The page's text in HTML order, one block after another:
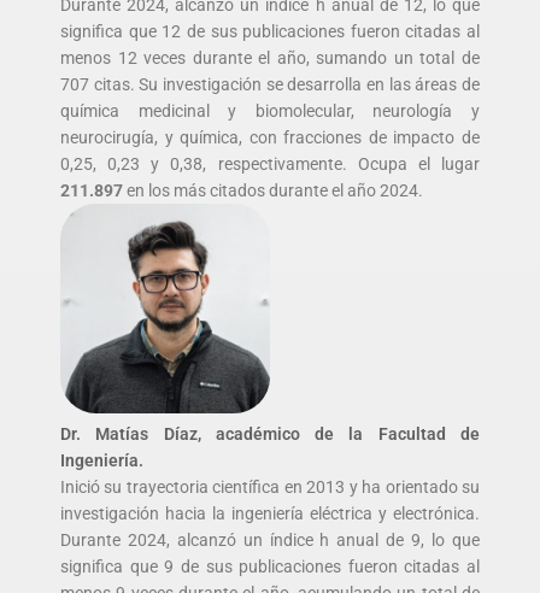
Durante 2024, alcanzó un índice h anual de 12, lo que
significa que 12 de sus publicaciones fueron citadas al
menos 12 veces durante el año, sumando un total de
707 citas. Su investigación se desarrolla en las áreas de
química medicinal y biomolecular, neurología y
neurocirugía, y química, con fracciones de impacto de
0,25, 0,23 y 0,38, respectivamente. Ocupa el lugar
211.897en los más citados durante el año 2024.
Dr. Matías Díaz, académico de la Facultad de
Ingeniería.
Inició su trayectoria científica en 2013 y ha orientado su
investigación hacia la ingeniería eléctrica y electrónica.
Durante 2024, alcanzó un índice h anual de 9, lo que
significa que 9 de sus publicaciones fueron citadas al